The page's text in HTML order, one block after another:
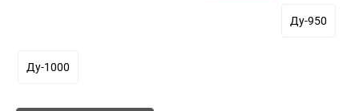
Ду-950
Ду-1000